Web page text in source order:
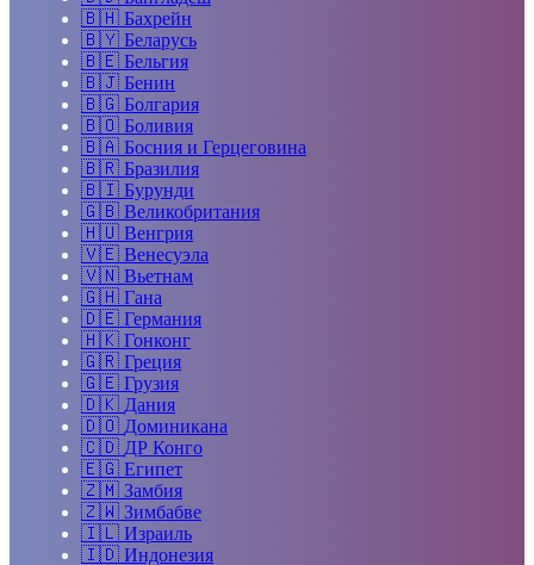
🇧🇭 Бахрейн
🇧🇾 Беларусь
🇧🇪 Бельгия
🇧🇯 Бенин
🇧🇬 Болгария
🇧🇴 Боливия
🇧🇦 Босния и Герцеговина
🇧🇷 Бразилия
🇧🇮 Бурунди
🇬🇧 Великобритания
🇭🇺 Венгрия
🇻🇪 Венесуэла
🇻🇳 Вьетнам
🇬🇭 Гана
🇩🇪 Германия
🇭🇰 Гонконг
🇬🇷 Греция
🇬🇪 Грузия
🇩🇰 Дания
🇩🇴 Доминикана
🇨🇩 ДР Конго
🇪🇬 Египет
🇿🇲 Замбия
🇿🇼 Зимбабве
🇮🇱 Израиль
🇮🇩 Индонезия